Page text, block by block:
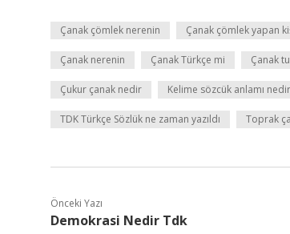
Çanak çömlek nerenin Çanak çömlek yapan
Çanak nerenin Çanak Türkçe mi Çanak
Çukur çanak nedir Kelime sözcük anlamı nedir
TDK Türkçe Sözlük ne zaman yazıldı Toprak
Önceki Yazı
Demokrasi Nedir Tdk